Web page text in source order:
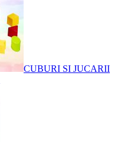
CUBURI SI JUCARII